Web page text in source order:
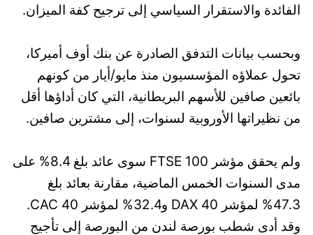
الفائدة والاستقرار السياسي إلى ترجيح كفة الميزان.
وبحسب بيانات التدفق الصادرة عن بنك أوف أميركا،
تحول عملاؤه المؤسسيون منذ مايو/أيار من كونهم
بائعين صافين للأسهم البريطانية، التي كان أداؤها أقل
من نظيراتها الأوروبية لسنوات، إلى مشترين صافين.
ولم يحقق مؤشر FTSE 100 سوى عائد بلغ 8.4% على
مدى السنوات الخمس الماضية، مقارنة بعائد بلغ
47.3% لمؤشر DAX 40 و32.4% لمؤشر CAC 40.
وقد أدى شطب بورصة لندن من البورصة إلى تأجيج